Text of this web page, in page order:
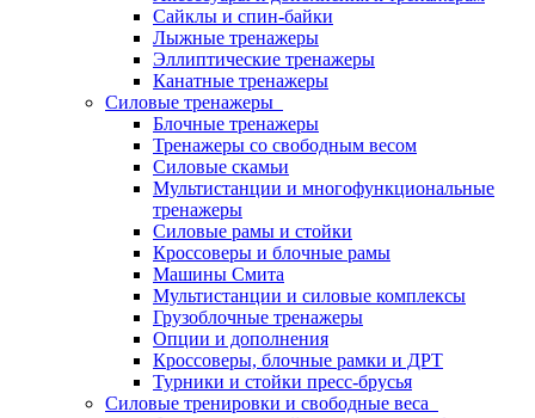
Сайклы и спин-байки
Лыжные тренажеры
Эллиптические тренажеры
Канатные тренажеры
Силовые тренажеры
Блочные тренажеры
Тренажеры со свободным весом
Силовые скамьи
Мультистанции и многофункциональные
тренажеры
Силовые рамы и стойки
Кроссоверы и блочные рамы
Машины Смита
Мультистанции и силовые комплексы
Грузоблочные тренажеры
Опции и дополнения
Кроссоверы, блочные рамки и ДРТ
Турники и стойки пресс-брусья
Силовые тренировки и свободные веса